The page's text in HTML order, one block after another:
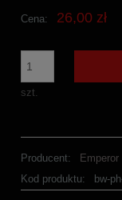
Cena: 26,00 zł
szt.
Producent:
Emperor
Kod produktu:
bw-